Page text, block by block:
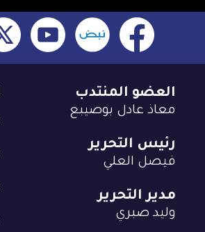
العضو المنتدب
معاذ عادل بوصيبع
رئيس التحرير
فيصل العلي
مدير التحرير
وليد صبري